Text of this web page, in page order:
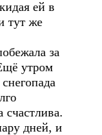
ей в
тут же
за
утром
счастлива.
дней, и